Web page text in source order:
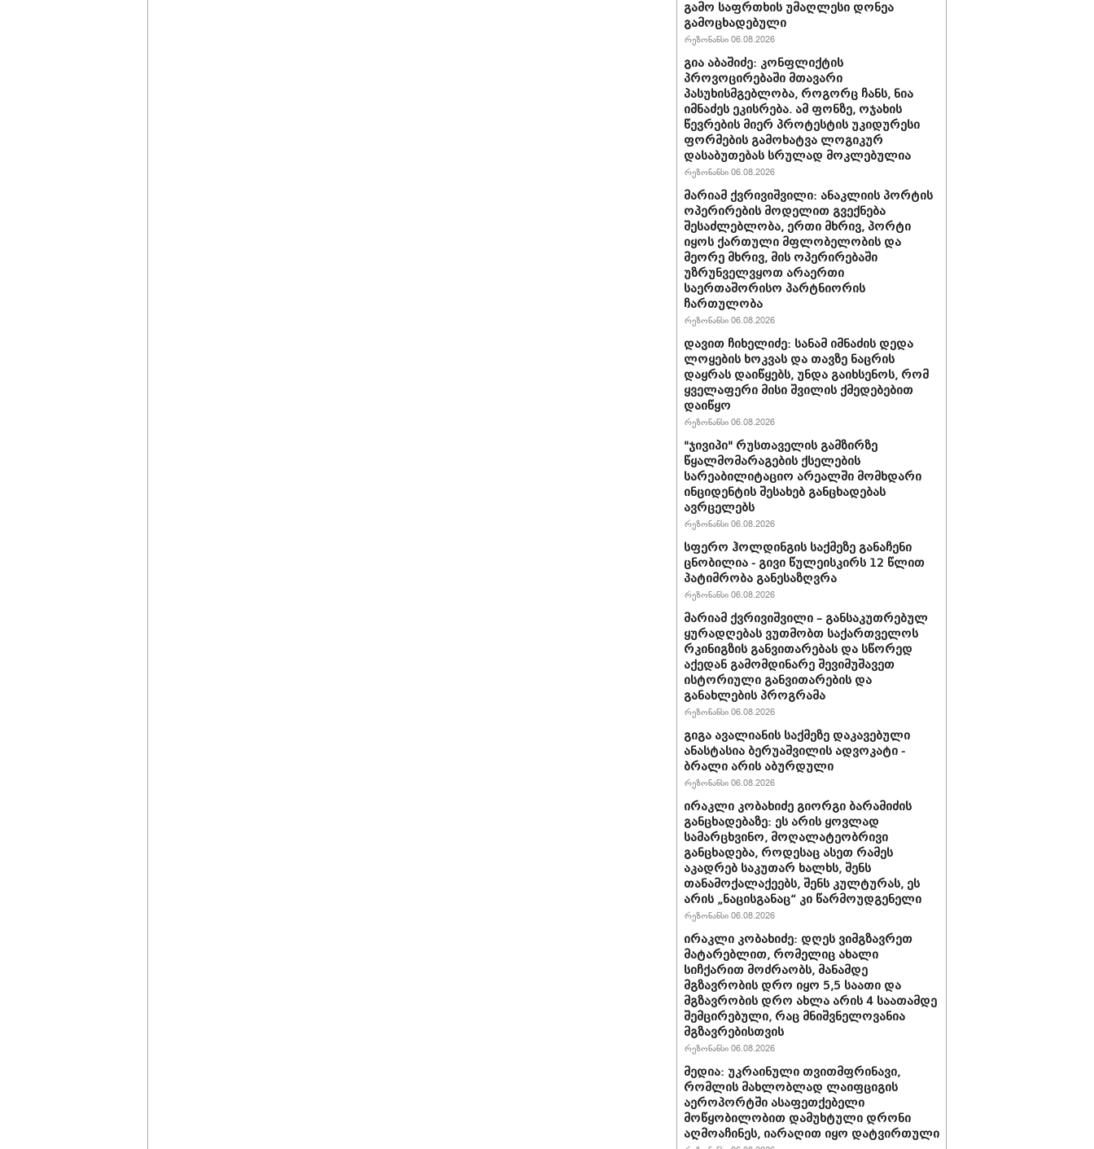
გამო საფრთხის უმაღლესი დონეა
გამოცხადებული
რეზონანსი 06.08.2026
გია აბაშიძე: კონფლიქტის
პროვოცირებაში მთავარი
პასუხისმგებლობა, როგორც ჩანს, ნია
იმნაძეს ეკისრება. ამ ფონზე, ოჯახის
წევრების მიერ პროტესტის უკიდურესი
ფორმების გამოხატვა ლოგიკურ
დასაბუთებას სრულად მოკლებულია
რეზონანსი 06.08.2026
მარიამ ქვრივიშვილი: ანაკლიის პორტის
ოპერირების მოდელით გვექნება
შესაძლებლობა, ერთი მხრივ, პორტი
იყოს ქართული მფლობელობის და
მეორე მხრივ, მის ოპერირებაში
უზრუნველვყოთ არაერთი
საერთაშორისო პარტნიორის
ჩართულობა
რეზონანსი 06.08.2026
დავით ჩიხელიძე: სანამ იმნაძის დედა
ლოყების ხოკვას და თავზე ნაცრის
დაყრას დაიწყებს, უნდა გაიხსენოს, რომ
ყველაფერი მისი შვილის ქმედებებით
დაიწყო
რეზონანსი 06.08.2026
"ჯივიპი" რუსთაველის გამზირზე
წყალმომარაგების ქსელების
სარეაბილიტაციო არეალში მომხდარი
ინციდენტის შესახებ განცხადებას
ავრცელებს
რეზონანსი 06.08.2026
სფერო ჰოლდინგის საქმეზე განაჩენი
ცნობილია - გივი წულეისკირს 12 წლით
პატიმრობა განესაზღვრა
რეზონანსი 06.08.2026
მარიამ ქვრივიშვილი – განსაკუთრებულ
ყურადღებას ვუთმობთ საქართველოს
რკინიგზის განვითარებას და სწორედ
აქედან გამომდინარე შევიმუშავეთ
ისტორიული განვითარების და
განახლების პროგრამა
რეზონანსი 06.08.2026
გიგა ავალიანის საქმეზე დაკავებული
ანასტასია ბერუაშვილის ადვოკატი -
ბრალი არის აბურდული
რეზონანსი 06.08.2026
ირაკლი კობახიძე გიორგი ბარამიძის
განცხადებაზე: ეს არის ყოვლად
სამარცხვინო, მოღალატეობრივი
განცხადება, როდესაც ასეთ რამეს
აკადრებ საკუთარ ხალხს, შენს
თანამოქალაქეებს, შენს კულტურას, ეს
არის „ნაცისგანაც“ კი წარმოუდგენელი
რეზონანსი 06.08.2026
ირაკლი კობახიძე: დღეს ვიმგზავრეთ
მატარებლით, რომელიც ახალი
სიჩქარით მოძრაობს, მანამდე
მგზავრობის დრო იყო 5,5 საათი და
მგზავრობის დრო ახლა არის 4 საათამდე
შემცირებული, რაც მნიშვნელოვანია
მგზავრებისთვის
რეზონანსი 06.08.2026
მედია: უკრაინული თვითმფრინავი,
რომლის მახლობლად ლაიფციგის
აეროპორტში ასაფეთქებელი
მოწყობილობით დამუხტული დრონი
აღმოაჩინეს, იარაღით იყო დატვირთული